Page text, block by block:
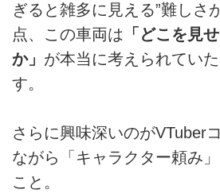
ぎると雑多に見える”難しさ
点、この車両は 「どこを見
か」 が本当に考えられてい
す。
さらに興味深いのがVTuber
ながら「キャラクター頼み
こと。